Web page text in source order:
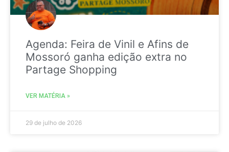
Agenda: Feira de Vinil e Afins de
Mossoró ganha edição extra no
Partage Shopping
VER MATÉRIA »
29 de julho de 2026